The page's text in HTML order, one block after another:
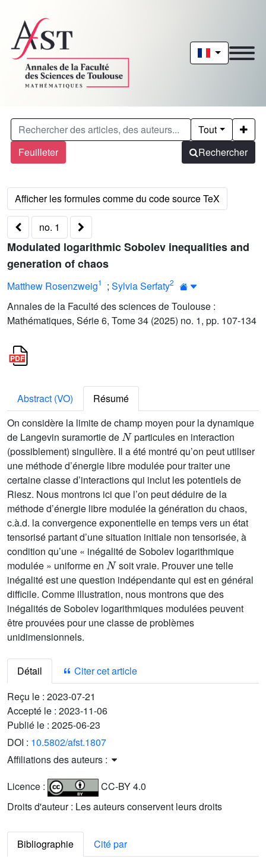
Feuilleter
Tout
Rechercher
no. 1
Modulated logarithmic Sobolev inequalities and
generation of chaos
Matthew Rosenzweig1 ; Sylvia Serfaty2
Annales de la Faculté des sciences de Toulouse :
Mathématiques, Série 6, Tome 34 (2025) no. 1, pp. 107-134
Abstract (VO)
Résumé
On considère la limite de champ moyen pour la dynamique
de Langevin suramortie de
N
particules en interaction
(possiblement) singulière. Il a été montré qu’on peut utiliser
une méthode d’énergie libre modulée pour traiter une
certaine classe d’interactions qui inclut les potentiels de
Riesz. Nous montrons ici que l’on peut déduire de la
méthode d’énergie libre modulée la génération du chaos,
c.à.d. la convergence exponentielle en temps vers un état
tensorisé partant d’une situation initiale non tensorisée, à
condition qu’une « inégalité de Sobolev logarithmique
modulée » uniforme en
N
soit vraie. Prouver une telle
inégalité est une question indépendante qui est en général
difficile. Comme illustration, nous montrons que des
inégalités de Sobolev logarithmiques modulées peuvent
être prouvées pour une classe de problèmes
unidimensionnels.
Détail
Citer cet article
Reçu le : 2023-07-21
Accepté le : 2023-11-06
Publié le : 2025-06-23
DOI : 10.5802/afst.1807
Affiliations des auteurs :
Licence :
CC-BY 4.0
Droits d'auteur : Les auteurs conservent leurs droits
Bibliographie
Cité par